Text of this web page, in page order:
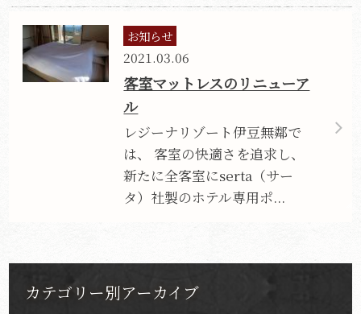
お知らせ
2021.03.06
客室マットレスのリニューア
ル
レジーナリゾート伊豆無鄰で
は、 客室の快適さを追求し、
新たに全客室にserta（サー
タ）社製のホテル専用ポ...
カテゴリー別アーカイブ